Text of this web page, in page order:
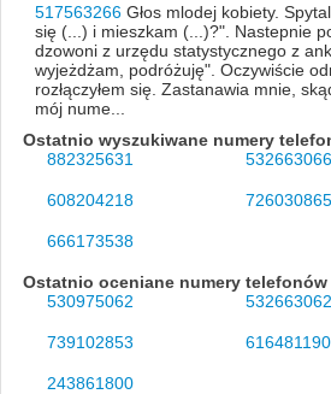
517563266Głos mlodej kobiety.
się (...) i mieszkam (...)?". Nastepnie
dzowoni z urzędu statystycznego z
wyjeżdżam, podróżuję". Oczywiście
rozłączyłem się. Zastanawia mnie,
mój nume...
Ostatnio wyszukiwane numery
882325631
532663066
608204218 726030865
666173538
Ostatnio oceniane numery telefonów
530975062
532663062
739102853 616481190
243861800